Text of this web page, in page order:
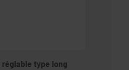
réglable type long